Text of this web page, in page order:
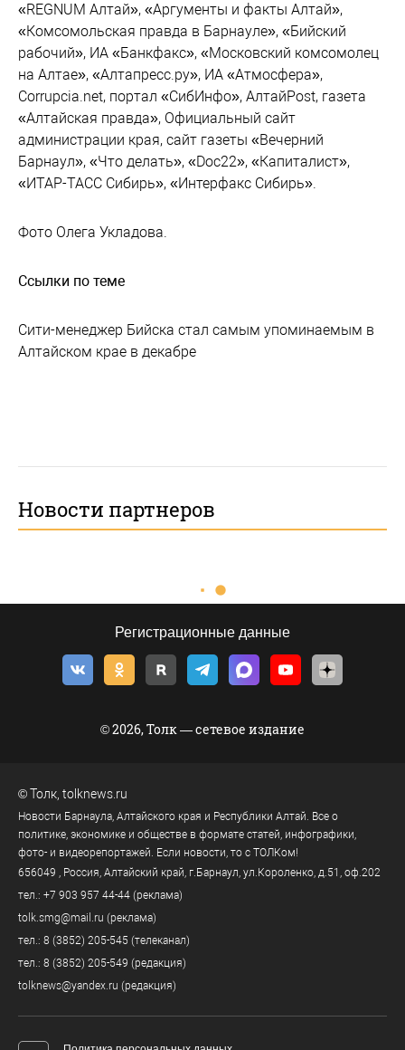
«REGNUM Алтай», «Аргументы и факты Алтай»,
«Комсомольская правда в Барнауле», «Бийский
рабочий», ИА «Банкфакс», «Московский комсомолец
на Алтае», «Алтапресс.ру», ИА «Атмосфера»,
Corrupcia.net, портал «СибИнфо», АлтайPost, газета
«Алтайская правда», Официальный сайт
администрации края, сайт газеты «Вечерний
Барнаул», «Что делать», «Doc22», «Капиталист»,
«ИТАР-ТАСС Сибирь», «Интерфакс Сибирь».
Фото Олега Укладова.
Ссылки по теме
Сити-менеджер Бийска стал самым упоминаемым в
Алтайском крае в декабре
Новости партнеров
Регистрационные данные
© 2026, Толк — сетевое издание
©Толк tolknews.ru
Новости Барнаула, Алтайского края и Республики Алтай. Все о
политике, экономике и обществе в формате статей, инфографики,
фото- и видеорепортажей. Если новости, то с ТОЛКом!
656049 , Россия, Алтайский край, г.Барнаул, ул.Короленко, д.51, оф.202
тел.: +7 903 957 44-44 (реклама)
tolk.smg@mail.ru (реклама)
тел.: 8 (3852) 205-545 (телеканал)
тел.: 8 (3852) 205-549 (редакция)
tolknews@yandex.ru (редакция)